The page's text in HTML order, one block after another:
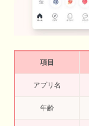
項目
アプリ名
年齢